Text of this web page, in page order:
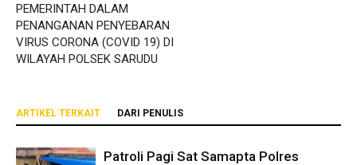
PEMERINTAH DALAM
PENANGANAN PENYEBARAN
VIRUS CORONA (COVID 19) DI
WILAYAH POLSEK SARUDU
ARTIKEL TERKAIT DARI PENULIS
Patroli Pagi Sat Samapta Polres